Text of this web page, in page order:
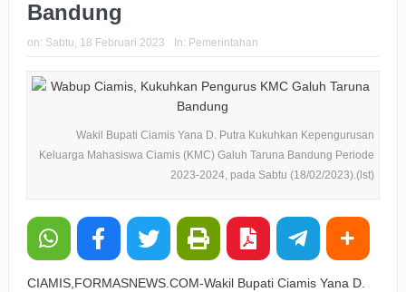
Bandung
on: Sabtu, 18 Februari 2023 In: Pemerintahan
Wakil Bupati Ciamis Yana D. Putra Kukuhkan Kepengurusan
Keluarga Mahasiswa Ciamis (KMC) Galuh Taruna Bandung Periode
2023-2024, pada Sabtu (18/02/2023).(lst)
CIAMIS,FORMASNEWS.COM-Wakil Bupati Ciamis Yana D.